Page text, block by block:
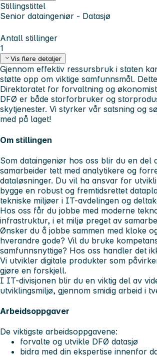
Stillingstittel
Senior dataingeniør - Datasjø
Antall stillinger
1
Vis flere detaljer
Gjennom effektiv ressursbruk i staten
støtte opp om viktige samfunnsmål.
Direktoratet for forvaltning og
DFØ er både storforbruker og
skytjenester. Vi styrker vår satsning og
med på laget!
Om stillingen
Som dataingeniør hos oss blir du en
samarbeider tett med analytikere og
dataløsninger. Du vil ha ansvar for
bygge en robust og fremtidsrettet
tekniske miljøer i IT-avdelingen og
Hos oss får du jobbe med moderne
infrastruktur, i et miljø preget av
Ønsker du å jobbe sammen med kloke
hverandre gode? Vil du bruke
samfunnsnyttige? Hos oss handler det
Vi utvikler digitale produkter som
gjøre en forskjell.
I IT-divisjonen blir du en viktig del av
utviklingsmiljø, gjennom smidig arbeid i
Arbeidsoppgaver
De viktigste arbeidsoppgavene:
forvalte og utvikle DFØ datasjø
bidra med din ekspertise innenfor